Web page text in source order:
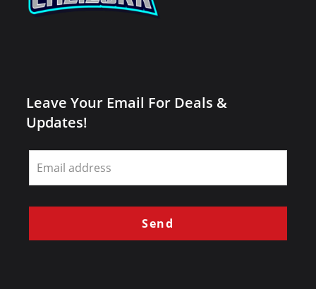
Leave Your Email For Deals &
Updates!
Leave
this
field
blank
Send